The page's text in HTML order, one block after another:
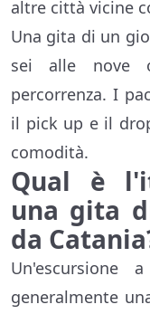
altre città vicine
Una gita di un
sei alle nove
percorrenza. I
il pick up e il
comodità.
Qual è
una gita
da
Un'escursione
generalmente